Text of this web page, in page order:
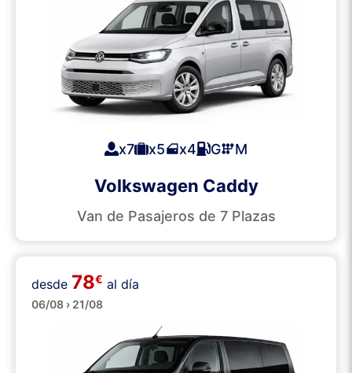
x7 x5 x4 G M
Volkswagen Caddy
Van de Pasajeros de 7 Plazas
Minibuses
desde 78€ al día
06/08 › 21/08